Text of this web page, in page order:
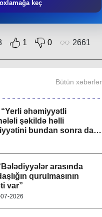
keç
1 0 2661
Bütün xəbərlər
2026
“Yerli əhəmiyyətli
şəkildə həlli
bundan sonra da
arasında
qurulmasının
var”
2026